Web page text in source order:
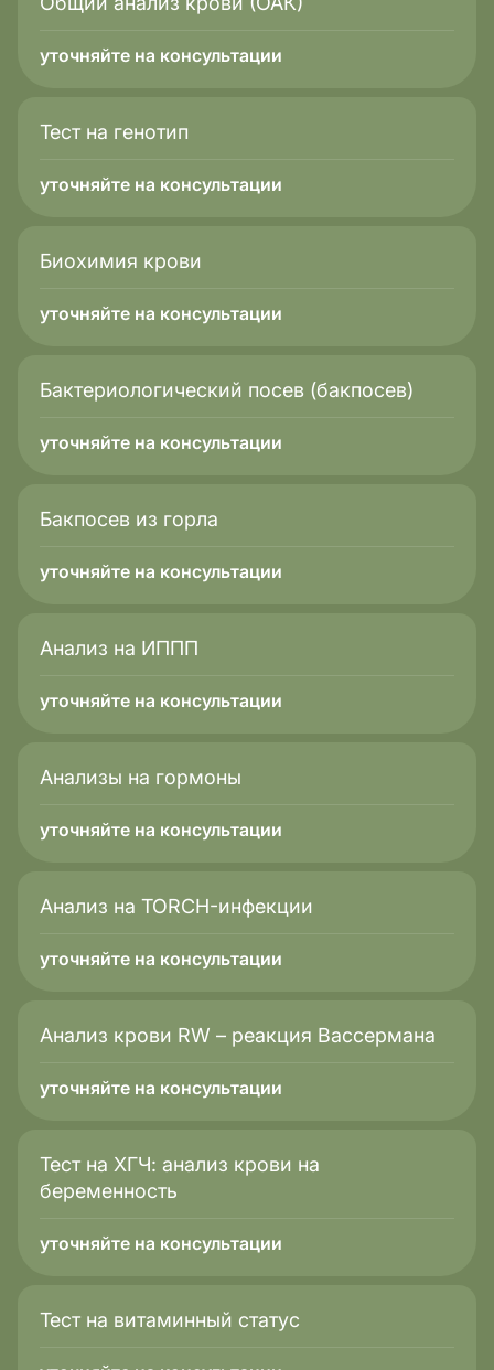
уточняйте на консультации
Тест на генотип
уточняйте на консультации
Биохимия крови
уточняйте на консультации
Бактериологический посев (бакпосев)
уточняйте на консультации
Бакпосев из горла
уточняйте на консультации
Анализ на ИППП
уточняйте на консультации
Анализы на гормоны
уточняйте на консультации
Анализ на TORCH-инфекции
уточняйте на консультации
Анализ крови RW – реакция Вассермана
уточняйте на консультации
Тест на ХГЧ: анализ крови на
беременность
уточняйте на консультации
Тест на витаминный статус